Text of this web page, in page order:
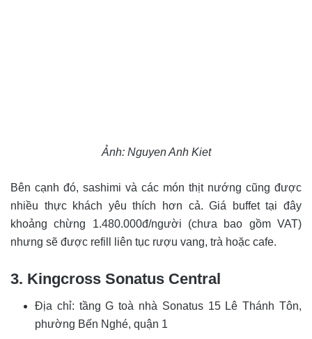
Ảnh: Nguyen Anh Kiet
Bên cạnh đó, sashimi và các món thịt nướng cũng được
nhiều thực khách yêu thích hơn cả. Giá buffet tại đây
khoảng chừng 1.480.000đ/người (chưa bao gồm VAT)
nhưng sẽ được refill liên tục rượu vang, trà hoặc cafe.
3. Kingcross Sonatus Central
Địa chỉ: tầng G toà nhà Sonatus 15 Lê Thánh Tôn,
phường Bến Nghé, quận 1